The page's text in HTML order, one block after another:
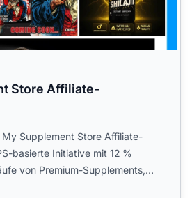
Store Affiliate-
Supplement Store Affiliate-
basierte Initiative mit 12 %
von Premium-Supplements,